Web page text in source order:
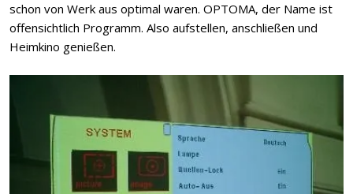
schon von Werk aus optimal waren. OPTOMA, der Name ist
offensichtlich Programm. Also aufstellen, anschließen und
Heimkino genießen.